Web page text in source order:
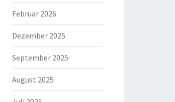
Februar 2026
Dezember 2025
September 2025
August 2025